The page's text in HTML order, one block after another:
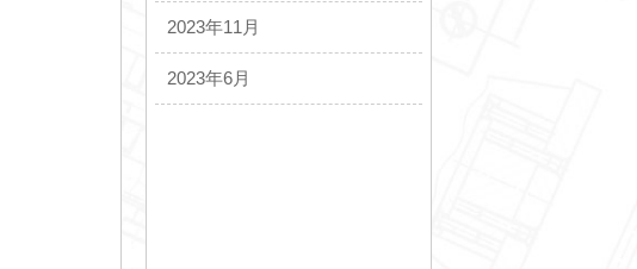
2023年11月
2023年6月